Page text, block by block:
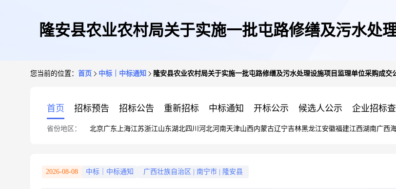
隆安县农业农村局关于实施一批屯路修缮及污水处
您当前的位置： 首页 中标｜中标通知 隆安县农业农村局关于实施一批屯路修缮及污水处理设施项目监理单位采购成交
首页 招标预告 招标公告 重新招标 中标通知 开标公示 候选人公示 企业招标
省份地区： 北京广东 上海江苏浙江山东湖北四川 河北河南天津山西内蒙古辽宁吉林黑龙江安徽福建江西湖南广西
2026-08-08 中标｜中标通知 广西壮族自治区 南宁市 隆安县